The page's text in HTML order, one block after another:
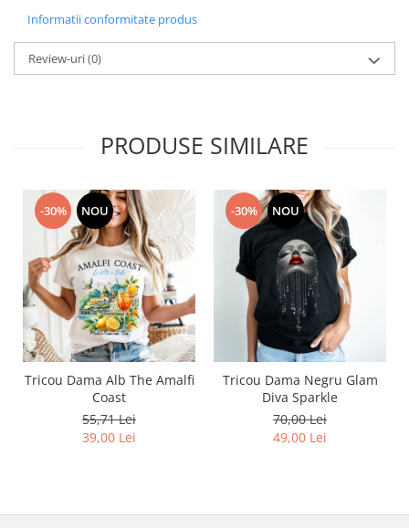
Informatii conformitate produs
Review-uri(0)
PRODUSE SIMILARE
-30% NOU
Tricou Dama Alb The Amalfi
Coast
55,71 Lei
39,00 Lei
-30% NOU
Tricou Dama Negru Glam
Diva Sparkle
70,00 Lei
49,00 Lei